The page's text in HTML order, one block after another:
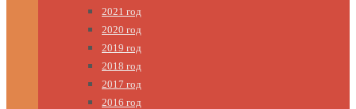
2021 год
2020 год
2019 год
2018 год
2017 год
2016 год